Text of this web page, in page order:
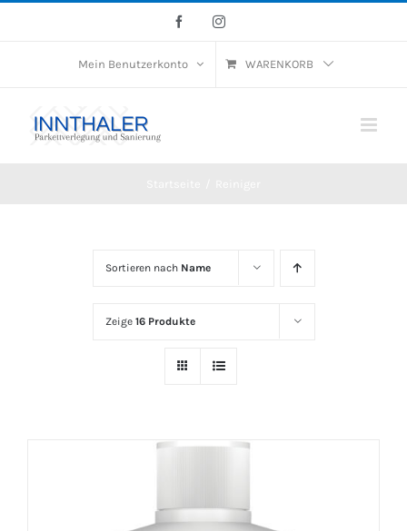
FacebookInstagram
Mein Benutzerkonto WARENKORB
Sortieren nach Name
Zeige 16 Produkte